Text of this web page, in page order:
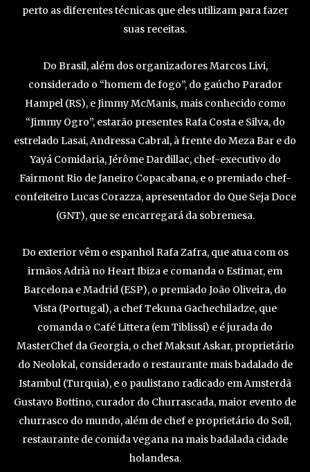
perto as diferentes técnicas que eles utilizam para fazer
suas receitas.
Do Brasil, além dos organizadores Marcos Livi,
considerado o “homem de fogo”, do gaúcho Parador
Hampel (RS), e Jimmy McManis, mais conhecido como
“Jimmy Ogro”, estarão presentes Rafa Costa e Silva, do
estrelado Lasai, Andressa Cabral, à frente do Meza Bar e do
Yayá Comidaria, Jérôme Dardillac, chef-executivo do
Fairmont Rio de Janeiro Copacabana, e o premiado chef-
confeiteiro Lucas Corazza, apresentador do Que Seja Doce
(GNT), que se encarregará da sobremesa.
Do exterior vêm o espanhol Rafa Zafra, que atua com os
irmãos Adrià no Heart Ibiza e comanda o Estimar, em
Barcelona e Madrid (ESP), o premiado João Oliveira, do
Vista (Portugal), a chef Tekuna Gachechiladze, que
comanda o Café Littera (em Tiblissi) e é jurada do
MasterChef da Georgia, o chef Maksut Askar, proprietário
do Neolokal, considerado o restaurante mais badalado de
Istambul (Turquia), e o paulistano radicado em Amsterdã
Gustavo Bottino, curador do Churrascada, maior evento de
churrasco do mundo, além de chef e proprietário do Soil,
restaurante de comida vegana na mais badalada cidade
holandesa.